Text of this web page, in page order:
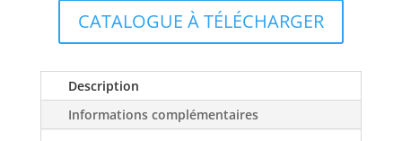
CATALOGUE À TÉLÉCHARGER
Description
Informations complémentaires